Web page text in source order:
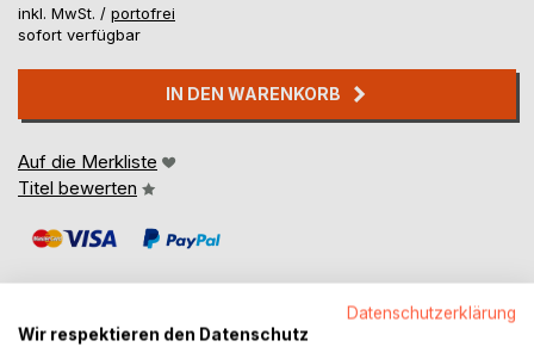
inkl. MwSt. / portofrei
sofort verfügbar
IN DEN WARENKORB
Auf die Merkliste
Titel bewerten
Datenschutzerklärung
Wir respektieren den Datenschutz